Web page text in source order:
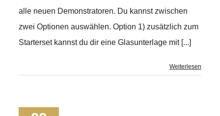
alle neuen Demonstratoren. Du kannst zwischen
zwei Optionen auswählen. Option 1) zusätzlich zum
Starterset kannst du dir eine Glasunterlage mit [...]
Weiterlesen